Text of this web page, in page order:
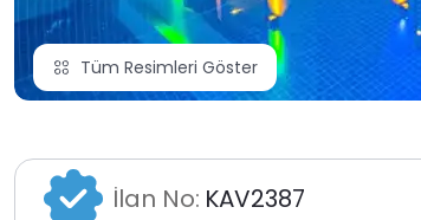
Tüm Resimleri Göster
İlan No: KAV2387